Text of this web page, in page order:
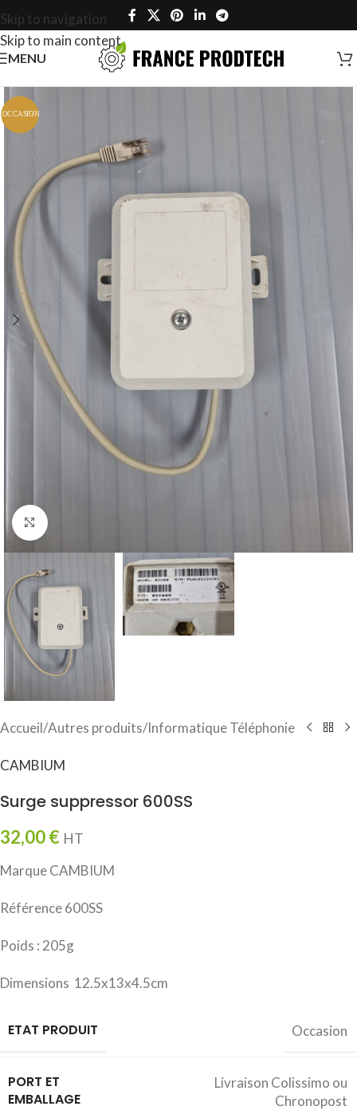
Skip to navigation
Skip to main content
MENU
Click to enlarge
Accueil/Autres produits/Informatique Téléphonie
CAMBIUM
Surge suppressor 600SS
32,00€ HT
Marque CAMBIUM
Référence 600SS
Poids : 205g
Dimensions 12.5x13x4.5cm
ETAT PRODUIT Occasion
PORT ET
EMBALLAGE
Livraison Colissimo ou
Chronopost